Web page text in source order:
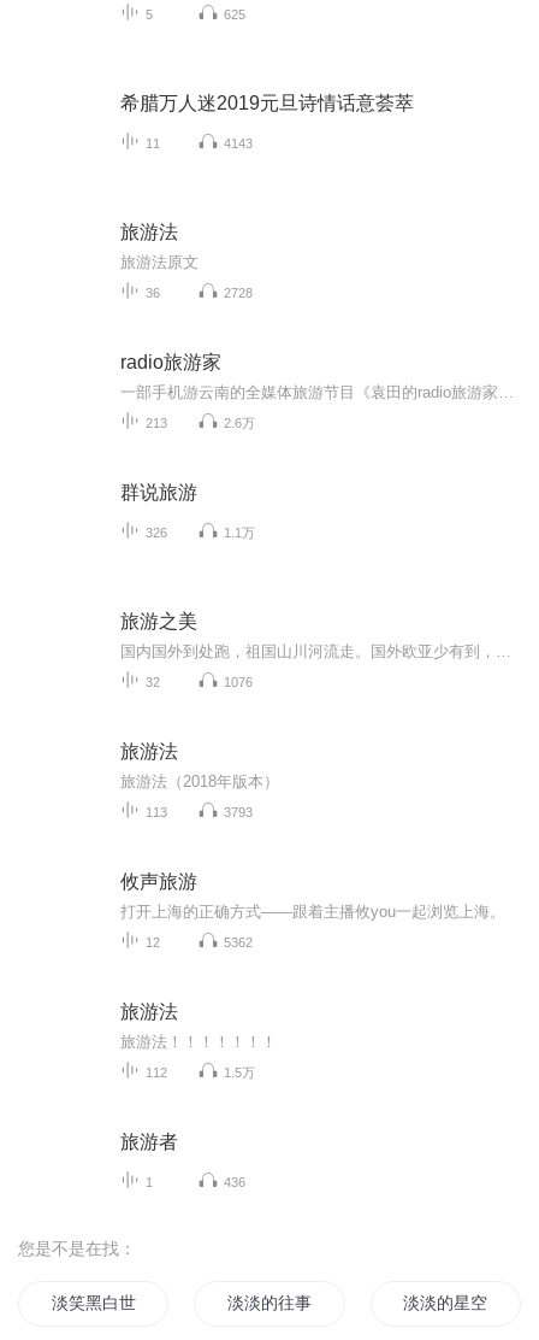
5 625
希腊万人迷2019元旦诗情话意荟萃
11 4143
旅游法
旅游法原文
36 2728
radio旅游家
213 2.6万
群说旅游
326 1.1万
旅游之美
32 1076
旅游法
旅游法（2018年版本）
113 3793
攸声旅游
打开上海的正确方式——跟着主播攸you一起浏览上海。
12 5362
旅游法
旅游法！！！！！！！
112 1.5万
旅游者
1 436
您是不是在找：
淡笑黑白世界 淡淡的往事 淡淡的星空